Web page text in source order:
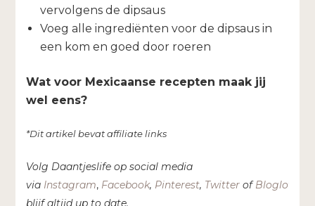
vervolgens de dipsaus
Voeg alle ingrediënten voor de dipsaus in
een kom en goed door roeren
Wat voor Mexicaanse recepten maak jij
wel eens?
*Dit artikel bevat affiliate links
Volg Daantjeslife op social media
via Instagram, Facebook, Pinterest, Twitter ofBloglovin’
blijf altijd up to date.